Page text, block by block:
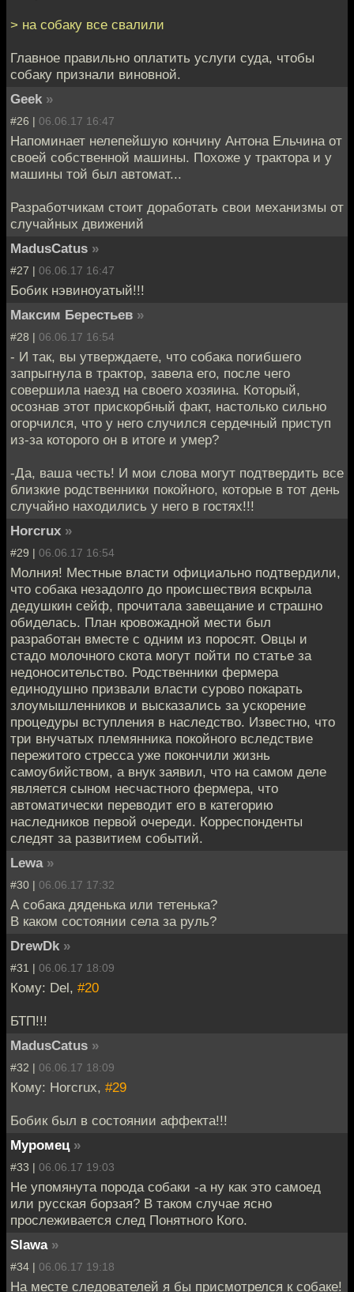
> на собаку все свалили
Главное правильно оплатить услуги суда, чтобы
собаку признали виновной.
Geek »
#26 | 06.06.17 16:47
Напоминает нелепейшую кончину Антона Ельчина от
своей собственной машины. Похоже у трактора и у
машины той был автомат...
Разработчикам стоит доработать свои механизмы от
случайных движений
MadusCatus »
#27 | 06.06.17 16:47
Бобик нэвиноуатый!!!
Максим Берестьев »
#28 | 06.06.17 16:54
- И так, вы утверждаете, что собака погибшего
запрыгнула в трактор, завела его, после чего
совершила наезд на своего хозяина. Который,
осознав этот прискорбный факт, настолько сильно
огорчился, что у него случился сердечный приступ
из-за которого он в итоге и умер?
-Да, ваша честь! И мои слова могут подтвердить все
близкие родственники покойного, которые в тот день
случайно находились у него в гостях!!!
Horcrux »
#29 | 06.06.17 16:54
Молния! Местные власти официально подтвердили,
что собака незадолго до происшествия вскрыла
дедушкин сейф, прочитала завещание и страшно
обиделась. План кровожадной мести был
разработан вместе с одним из поросят. Овцы и
стадо молочного скота могут пойти по статье за
недоносительство. Родственники фермера
единодушно призвали власти сурово покарать
злоумышленников и высказались за ускорение
процедуры вступления в наследство. Известно, что
три внучатых племянника покойного вследствие
пережитого стресса уже покончили жизнь
самоубийством, а внук заявил, что на самом деле
является сыном несчастного фермера, что
автоматически переводит его в категорию
наследников первой очереди. Корреспонденты
следят за развитием событий.
Lewa »
#30 | 06.06.17 17:32
А собака дяденька или тетенька?
В каком состоянии села за руль?
DrewDk »
#31 | 06.06.17 18:09
Кому: Del, #20
БТП!!!
MadusCatus »
#32 | 06.06.17 18:09
Кому: Horcrux, #29
Бобик был в состоянии аффекта!!!
Муромец »
#33 | 06.06.17 19:03
Не упомянута порода собаки -а ну как это самоед
или русская борзая? В таком случае ясно
прослеживается след Понятного Кого.
Slawa »
#34 | 06.06.17 19:18
На месте следователей я бы присмотрелся к собаке!